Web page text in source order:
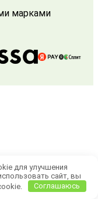
марками
для улучшения
сайт, вы
Соглашаюсь